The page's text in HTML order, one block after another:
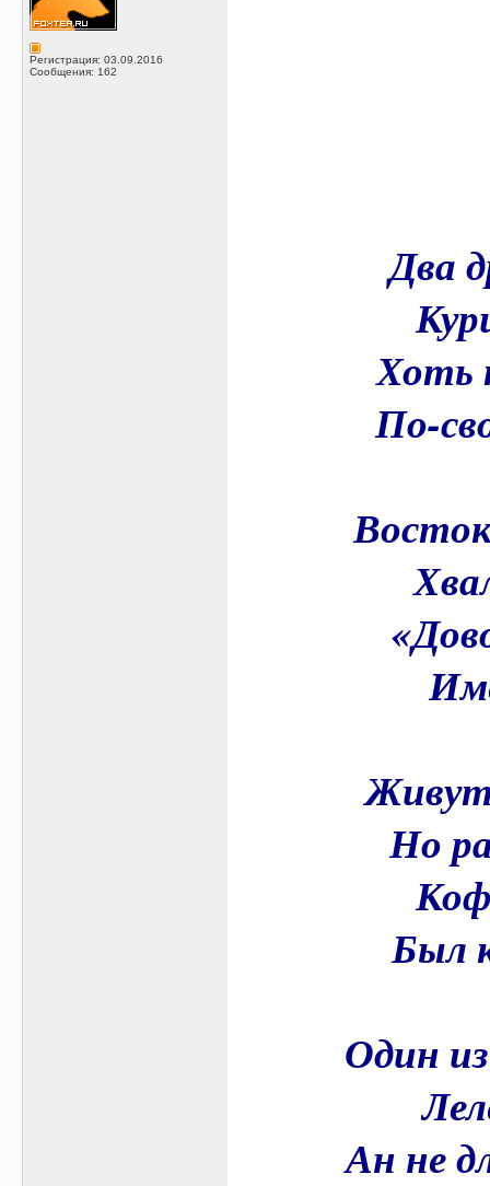
Регистрация: 03.09.2016
Сообщения: 162
Два
Хоть
По-
Живут
Но
Был
Один
Ан не